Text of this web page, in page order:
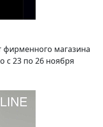
фирменного магазина
с 23 по 26 ноября